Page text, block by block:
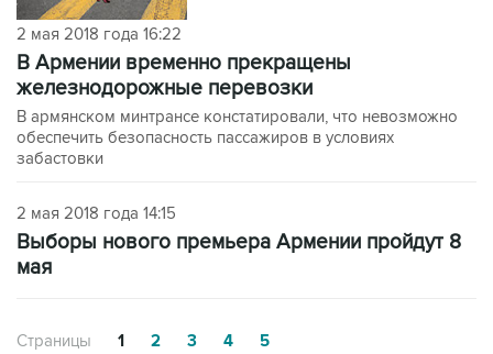
2 мая 2018 года 16:22
В Армении временно прекращены
железнодорожные перевозки
В армянском минтрансе констатировали, что невозможно
обеспечить безопасность пассажиров в условиях
забастовки
2 мая 2018 года 14:15
Выборы нового премьера Армении пройдут 8
мая
Страницы 1 2 3 4 5